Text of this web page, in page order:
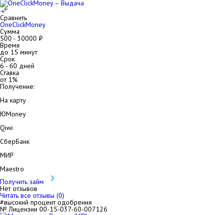
Сравнить
OneClickMoney
Сумма
500 - 30000 ₽
Время
до 15 минут
Срок
6- 60 дней
Ставка
от 1%
Получение:
На карту
ЮMoney
Qiwi
СберБанк
МИР
Maestro
Получить займ
Нет отзывов
Читать все отзывы (0)
#высокий процент одобрения
№ Лицензии 00-15-037-60-007126